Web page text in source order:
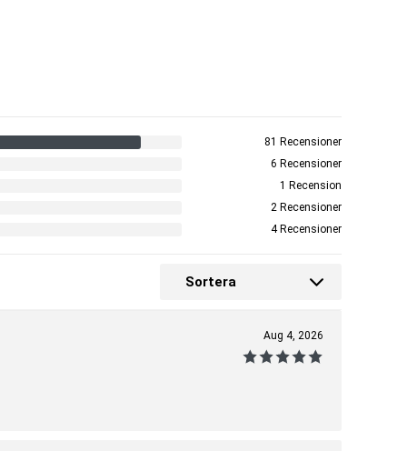
81 Recensioner
6 Recensioner
1 Recension
2 Recensioner
4 Recensioner
Sortera
Aug 4, 2026